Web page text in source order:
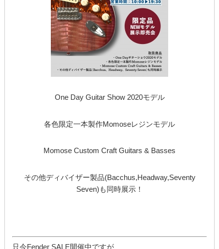
One Day Guitar Show 2020モデル
各色限定一本製作Momoseレジンモデル
Momose Custom Craft Guitars & Basses
その他ディバイザー製品(Bacchus,Headway,Seventy
Seven)も同時展示！
只今Fender SALE開催中ですが、